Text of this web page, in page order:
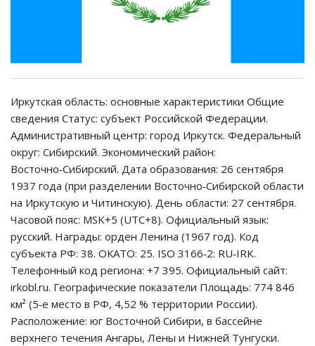
Иркутская область: основные характеристики Общие
сведения Статус: субъект Российской Федерации.
Административный центр: город Иркутск. Федеральный
округ: Сибирский. Экономический район:
Восточно‑Сибирский. Дата образования: 26 сентября
1937 года (при разделении Восточно‑Сибирской области
на Иркутскую и Читинскую). День области: 27 сентября.
Часовой пояс: MSK+5 (UTC+8). Официальный язык:
русский. Награды: орден Ленина (1967 год). Код
субъекта РФ: 38. ОКАТО: 25. ISO 3166‑2: RU‑IRK.
Телефонный код региона: +7 395. Официальный сайт:
irkobl.ru. Географические показатели Площадь: 774 846
км² (5‑е место в РФ, 4,52 % территории России).
Расположение: юг Восточной Сибири, в бассейне
верхнего течения Ангары, Лены и Нижней Тунгуски.